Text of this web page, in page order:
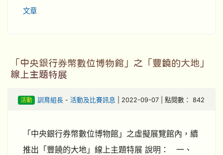
文章
「中央銀行券幣數位博物館」之「豐饒的大地」
線上主題特展
活動 訓育組長- 活動及比賽訊息 | 2022-09-07 | 點閱數： 842
「中央銀行券幣數位博物館」之虛擬展覽館內，續
推出「豐饒的大地」線上主題特展 說明： 一、